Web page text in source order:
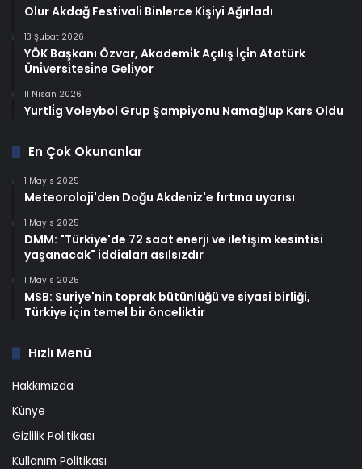
Olur Akdağ Festivali Binlerce Kişiyi Ağırladı
13 Şubat 2026
YÖK Başkanı Özvar, Akademi̇k Açılış İçi̇n Atatürk
Üni̇versi̇tesi̇ne Geli̇yor
11 Nisan 2026
Yurtli̇g Voleybol Grup Şampiyonu Namağlup Kars Oldu
En Çok Okunanlar
1 Mayıs 2025
Meteoroloji'den Doğu Akdeniz'e fırtına uyarısı
1 Mayıs 2025
DMM: "Türkiye'de 72 saat enerji ve iletişim kesintisi
yaşanacak" iddiaları asılsızdır
1 Mayıs 2025
MSB: Suriye'nin toprak bütünlüğü ve siyasi birliği,
Türkiye için temel bir önceliktir
Hızlı Menü
Hakkımızda
Künye
Gizlilik Politikası
Kullanım Politikası